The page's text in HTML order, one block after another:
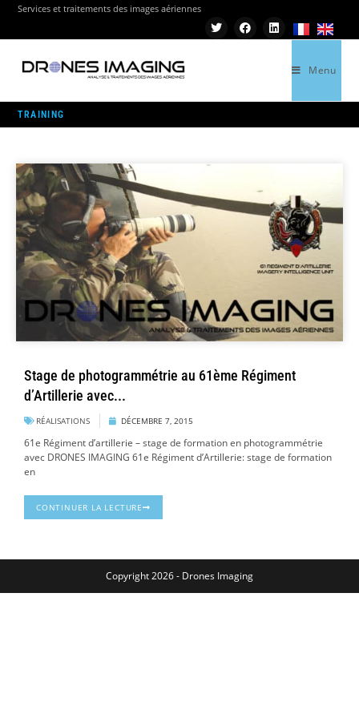
Services et traitements des images aériennes
Menu
TRAINING
Stage de photogrammétrie au 61ème Régiment
d’Artillerie avec...
RÉALISATIONS DÉCEMBRE 7, 2015
61e Régiment d’artillerie – stage de formation en photogrammétrie
avec DRONES IMAGING 61e Régiment d’Artillerie: stage de formation
en
CONTINUER LA LECTURE
Copyright 2026 - Drones Imaging